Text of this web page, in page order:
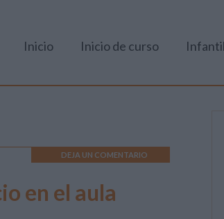
Inicio Inicio de curso Infantil
DEJA UN COMENTARIO
en el aula